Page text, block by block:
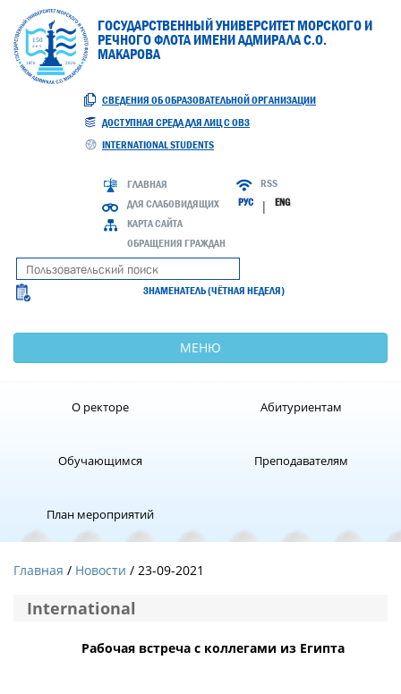
ГОСУДАРСТВЕННЫЙ УНИВЕРСИТЕТ МОРСКОГО И
РЕЧНОГО ФЛОТА ИМЕНИ АДМИРАЛА С.О.
МАКАРОВА
СВЕДЕНИЯ ОБ ОБРАЗОВАТЕЛЬНОЙ ОРГАНИЗАЦИИ
ДОСТУПНАЯ СРЕДА ДЛЯ ЛИЦ С ОВЗ
INTERNATIONAL STUDENTS
ГЛАВНАЯ
ДЛЯ СЛАБОВИДЯЩИХ
КАРТА САЙТА
ОБРАЩЕНИЯ ГРАЖДАН
RSS
РУС | ENG
ЗНАМЕНАТЕЛЬ (ЧЁТНАЯ НЕДЕЛЯ)
МЕНЮ
О ректоре Абитуриентам
Обучающимся Преподавателям
План мероприятий
Главная Новости / 23-09-2021
International
Рабочая встреча с коллегами из Египта